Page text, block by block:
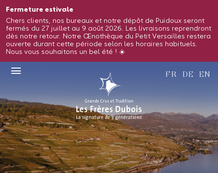
Fermeture estivale
Chers clients, nos bureaux et notre dépôt de Puidoux seront
fermés du 27 juillet au 9 août 2026. Les livraisons reprendront
dès notre retour. Notre Œnothèque du Petit Versailles restera
ouverte durant cette période selon les horaires habituels.
Nous vous souhaitons un bel été ! ☀️
FR DE EN